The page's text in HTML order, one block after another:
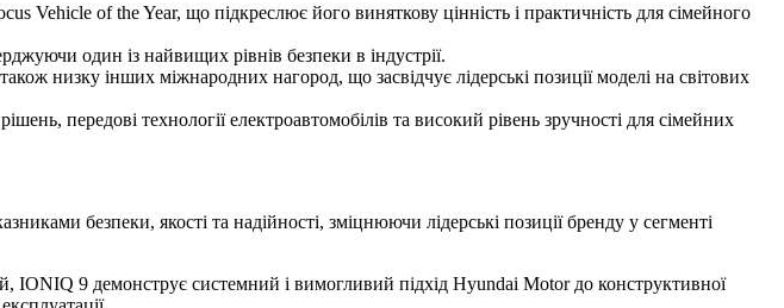
of the Year, що підкреслює його виняткову цінність і практичність для сімейного
один із найвищих рівнів безпеки в індустрії.
низку інших міжнародних нагород, що засвідчує лідерські позиції моделі на світових
передові технології електроавтомобілів та високий рівень зручності для сімейних
безпеки, якості та надійності, зміцнюючи лідерські позиції бренду у сегменті
IONIQ 9 демонструє системний і вимогливий підхід Hyundai Motor до конструктивної